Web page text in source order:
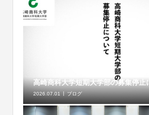
高崎商科大学短期大学部の募集停止
2026.07.01 ブログ